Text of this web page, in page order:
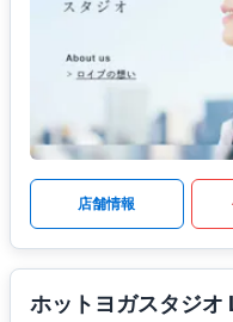
店舗情報
ホットヨガスタジオ